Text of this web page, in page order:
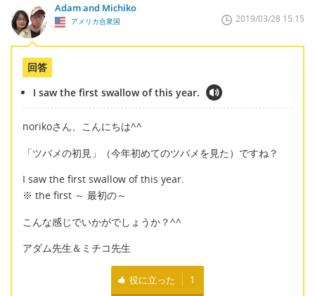
Adam and Michiko
アメリカ合衆国 2019/03/28 15:15
回答
I saw the first swallow of this year.
norikoさん、こんにちは^^
「ツバメの初見」（今年初めてのツバメを見た）ですね？
I saw the first swallow of this year.
※ the first ～ 最初の～
こんな感じでいかがでしょうか？^^
アダム先生＆ミチコ先生
役に立った 1